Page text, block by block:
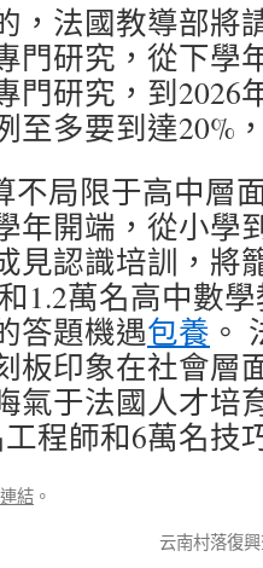
，法國教導部將
門研究，從下學
門研究，到2026
至多要到達20%
不局限于高中層
年開端，從小學
見認識培訓，將
1.2萬名高中數
答題機遇包養 。
板印象在社會層
氣于法國人才培
程師和6萬名技
結 。
云南村落復